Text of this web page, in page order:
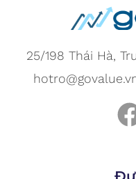
25/198 Thái Hà,